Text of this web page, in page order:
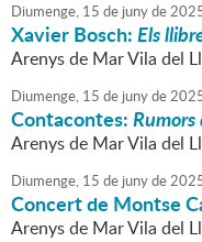
Diumenge, 15 de junyde
Xavier Bosch:Els
Arenys de Mar Vila del
Diumenge, 15 de junyde
Contacontes:Rumors
Arenys de Mar Vila del
Diumenge, 15 de junyde
Concert de Montse
Arenys de Mar Vila del